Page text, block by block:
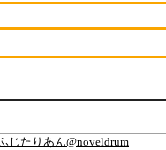
じたりあん@noveldrum